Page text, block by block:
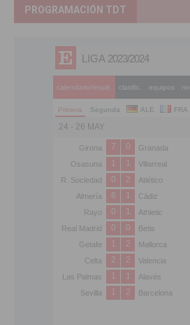
PROGRAMACIÓN TDT